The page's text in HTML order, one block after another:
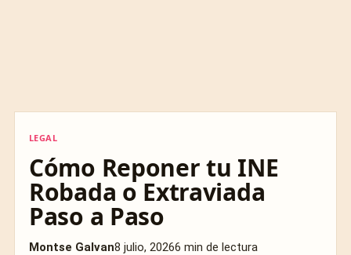
LEGAL
Cómo Reponer tu INE
Robada o Extraviada
Paso a Paso
Montse Galvan8 julio, 20266 min de lectura